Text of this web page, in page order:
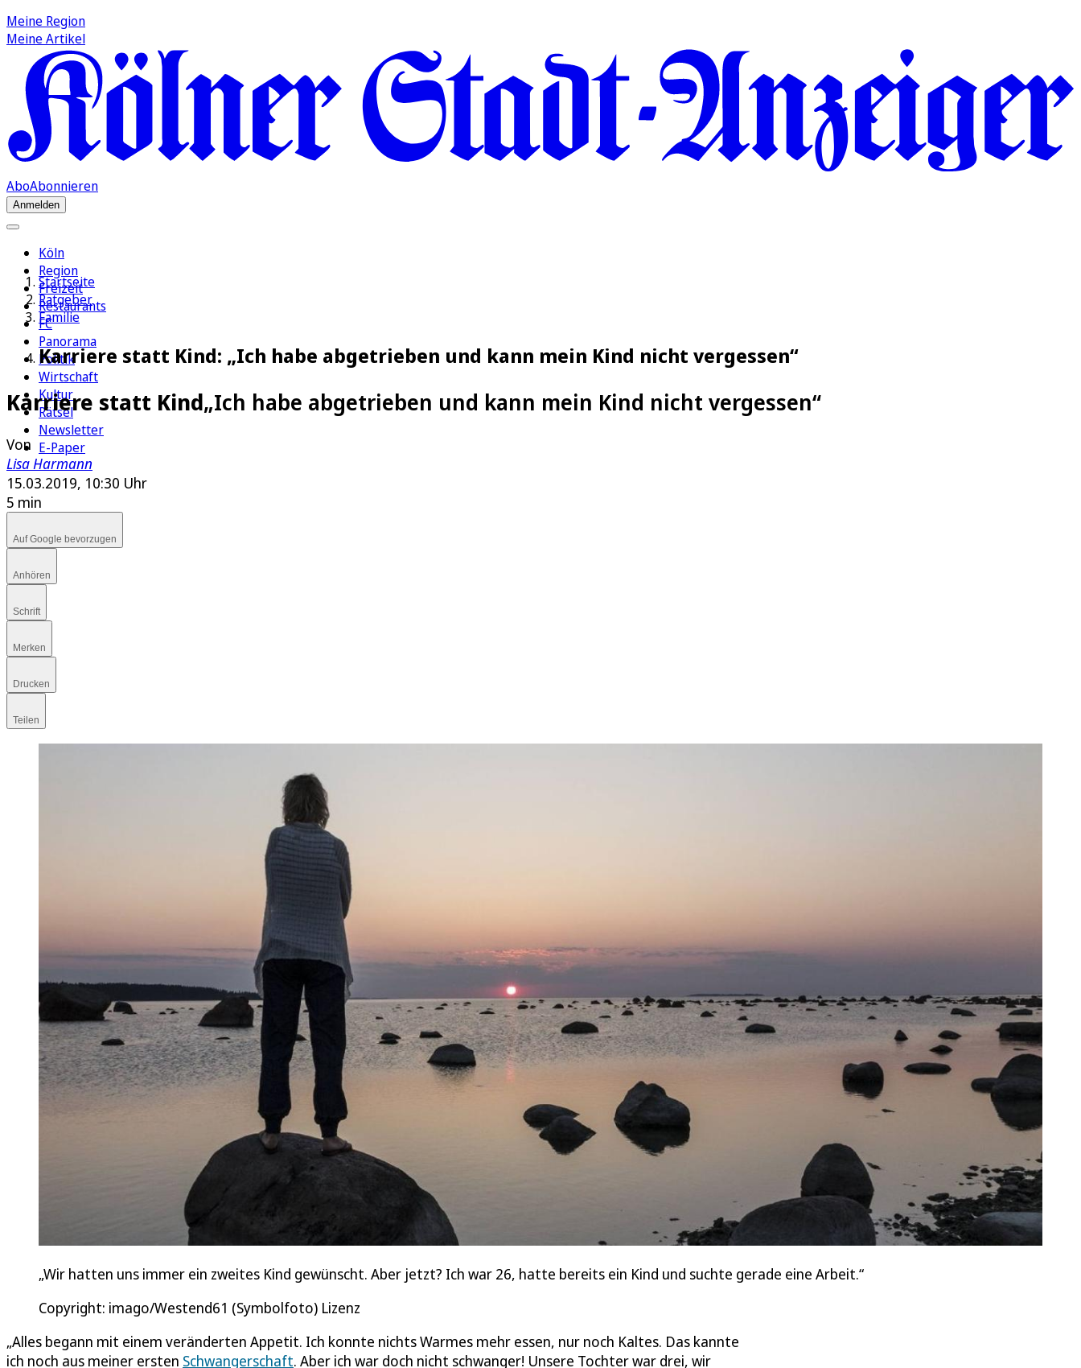
Meine Region
Meine Artikel
AboAbonnieren
Anmelden
Köln
Region
Freizeit
Restaurants
FC
Panorama
Politik
Wirtschaft
Kultur
Rätsel
Newsletter
E-Paper
Startseite
Ratgeber
Familie
Karriere statt Kind: „Ich habe abgetrieben und kann mein Kind nicht vergessen“
Karriere statt Kind„Ich habe abgetrieben und kann mein Kind nicht vergessen“
Von
Lisa Harmann
15.03.2019, 10:30 Uhr
5 min
Auf Google bevorzugen
Anhören
Schrift
Merken
Drucken
Teilen
„Wir hatten uns immer ein zweites Kind gewünscht. Aber jetzt? Ich war 26, hatte bereits ein Kind und suchte gerade eine Arbeit.“
Copyright: imago/Westend61 (Symbolfoto) Lizenz
„Alles begann mit einem veränderten Appetit. Ich konnte nichts Warmes mehr essen, nur noch Kaltes. Das kannte
ich noch aus meiner ersten Schwangerschaft. Aber ich war doch nicht schwanger! Unsere Tochter war drei, wir